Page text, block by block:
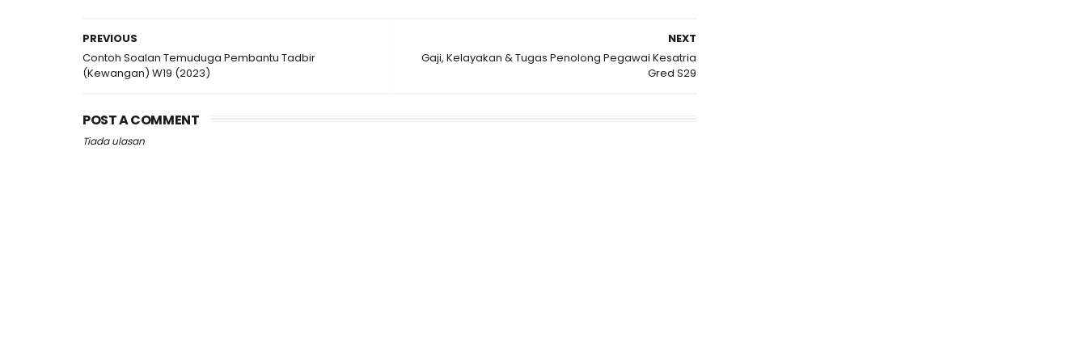
NEXT
Gaji, Kelayakan & Tugas Penolong Pegawai Kesatria
Gred S29
PREVIOUS
Contoh Soalan Temuduga Pembantu Tadbir
(Kewangan) W19 (2023)
POST A COMMENT
Tiada ulasan